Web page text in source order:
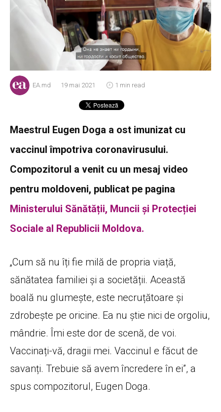
EA.md 19 mai 2021 1 min read
Maestrul Eugen Doga a ost imunizat cu
vaccinul împotriva coronavirusului.
Compozitorul a venit cu un mesaj video
pentru moldoveni, publicat pe pagina
Ministerului Sănătății, Muncii și Protecției
Sociale al Republicii Moldova.
„Cum să nu îți fie milă de propria viață,
sănătatea familiei și a societății. Această
boală nu glumește, este necruțătoare și
zdrobește pe oricine. Ea nu știe nici de orgoliu,
mândrie. Îmi este dor de scenă, de voi.
Vaccinați-vă, dragii mei. Vaccinul e făcut de
savanți. Trebuie să avem încredere în ei”, a
spus compozitorul, Eugen Doga.